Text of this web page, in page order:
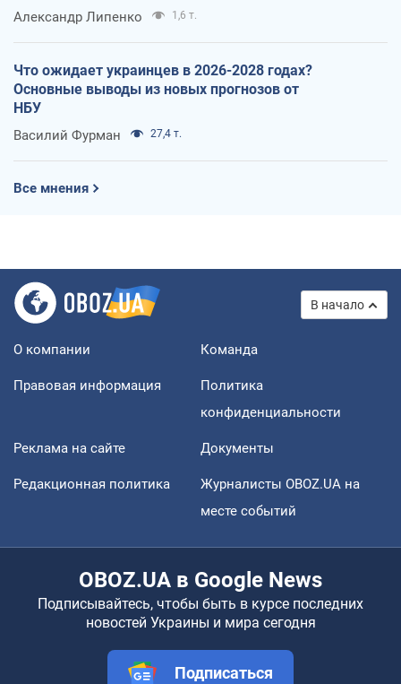
Александр Липенко 1,6 т.
Что ожидает украинцев в 2026-2028 годах?
Основные выводы из новых прогнозов от
НБУ
Василий Фурман 27,4 т.
Все мнения
В начало
О компании Команда
Правовая информация
Политика
конфиденциальности
Реклама на сайте Документы
Редакционная политика
Журналисты OBOZ.UA на
месте событий
OBOZ.UA в Google News
Подписывайтесь, чтобы быть в курсе последних
новостей Украины и мира сегодня
Подписаться